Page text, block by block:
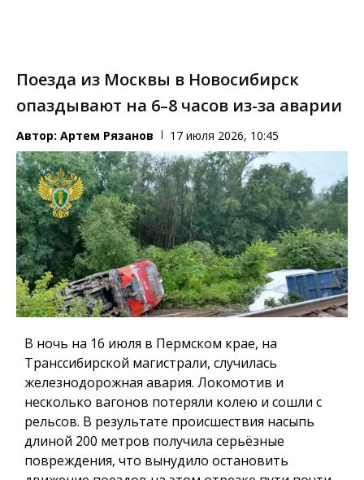
Поезда из Москвы в Новосибирск
опаздывают на 6–8 часов из-за аварии
Автор: Артем Рязанов 17 июля 2026, 10:45
В ночь на 16 июля в Пермском крае, на
Транссибирской магистрали, случилась
железнодорожная авария. Локомотив и
несколько вагонов потеряли колею и сошли с
рельсов. В результате происшествия насыпь
длиной 200 метров получила серьёзные
повреждения, что вынудило остановить